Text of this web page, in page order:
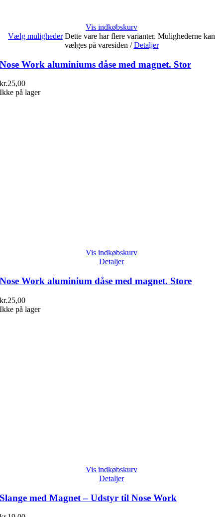
Vis indkøbskurv
Vælg muligheder Dette vare har flere varianter. Mulighederne kan
vælges på varesiden / Detaljer
Nose Work aluminiums dåse med magnet. Stor
kr.25,00
Ikke på lager
Vis indkøbskurv
Detaljer
Nose Work aluminium dåse med magnet. Store
kr.25,00
Ikke på lager
Vis indkøbskurv
Detaljer
Slange med Magnet – Udstyr til Nose Work